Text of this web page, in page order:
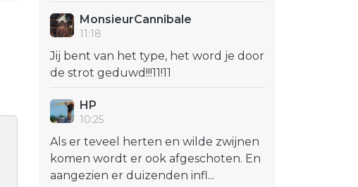
MonsieurCannibale
11:18
Jij bent van het type, het word je door
de strot geduwd!!!11!11
HP
10:25
Als er teveel herten en wilde zwijnen
komen wordt er ook afgeschoten. En
aangezien er duizenden infl...